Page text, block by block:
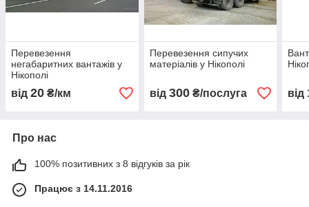
Перевезення
негабаритних вантажів у
Нікополі
від 20 ₴/км
Перевезення сипучих
матеріалів у Нікополі
від 300₴/послуга від
Про нас
100% позитивних з 8 відгуків за рік
Працює з 14.11.2016